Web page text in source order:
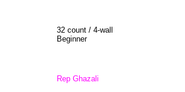
32 count / 4-wall
Beginner
Rep Ghazali